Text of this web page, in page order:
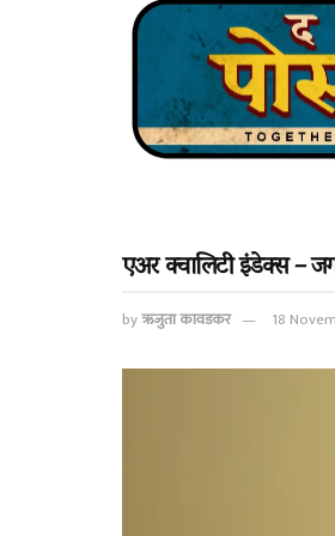
एअर क्वालिटी इंडेक्स –
byऋजुता कावडकर 18